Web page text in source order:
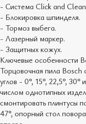
- Система Click and
- Блокировка шпинделя.
- Тормоз выбега.
- Лазерный маркер.
- Защитных кожух.
Ключевые особенности
Торцовочная пила
углов - 0°, 15°, 22,5°,
числом однотипных
смонтировать плинтусы
47°, опорный стол